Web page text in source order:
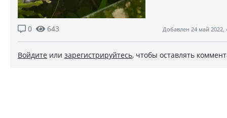
0 643 Добавлен 24 май 2022,
Войдите или зарегистрируйтесь, чтобы оставлять